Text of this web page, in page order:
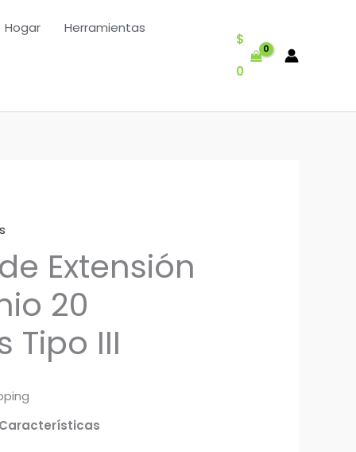
Hogar Herramientas
$
0
Extensión
20
Tipo III